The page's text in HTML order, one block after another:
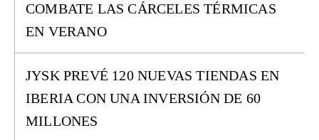
COMBATE LAS CÁRCELES TÉRMICAS
EN VERANO
JYSK PREVÉ 120 NUEVAS TIENDAS EN
IBERIA CON UNA INVERSIÓN DE 60
MILLONES